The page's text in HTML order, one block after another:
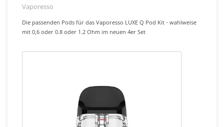
Vaporesso
Die passenden Pods für das Vaporesso LUXE Q Pod Kit - wahlweise
mit 0,6 oder 0.8 oder 1.2 Ohm im neuen 4er Set